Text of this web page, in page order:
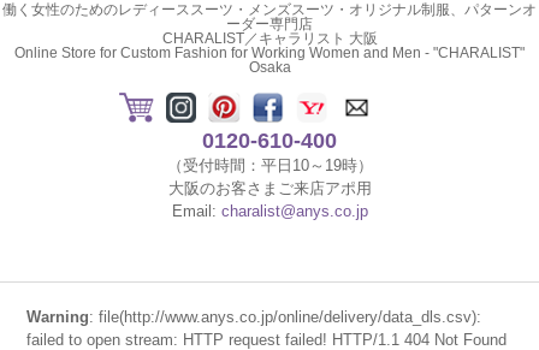
働く女性のためのレディーススーツ・メンズスーツ・オリジナル制服、パターンオ
ーダー専門店
CHARALIST／キャラリスト 大阪
Online Store for Custom Fashion for Working Women and Men - "CHARALIST"
Osaka
0120-610-400
（受付時間：平日10～19時）
大阪のお客さまご来店アポ用
Email: charalist@anys.co.jp
Warning: file(http://www.anys.co.jp/online/delivery/data_dls.csv):
failed to open stream: HTTP request failed! HTTP/1.1 404 Not Found